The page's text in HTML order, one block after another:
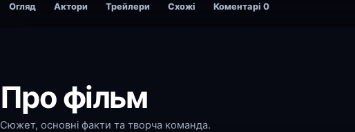
Огляд Актори Трейлери Схожі Коментарі 0
Про фільм
Сюжет, основні факти та творча команда.